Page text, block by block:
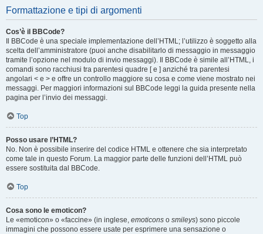
Formattazione e tipi di argomenti
Cos’è il BBCode?
Il BBCode è una speciale implementazione dell’HTML; l’utilizzo è soggetto alla
scelta dell’amministratore (puoi anche disabilitarlo di messaggio in messaggio
tramite l’opzione nel modulo di invio messaggi). Il BBCode è simile all’HTML, i
comandi sono racchiusi tra parentesi quadre [ e ] anziché tra parentesi
angolari < e > e offre un controllo maggiore su cosa e come viene mostrato nei
messaggi. Per maggiori informazioni sul BBCode leggi la guida presente nella
pagina per l’invio dei messaggi.
Top
Posso usare l’HTML?
No. Non è possibile inserire del codice HTML e ottenere che sia interpretato
come tale in questo Forum. La maggior parte delle funzioni dell’HTML può
essere sostituita dal BBCode.
Top
Cosa sono le emoticon?
Le «emoticon» o «faccine» (in inglese, emoticons o smileys) sono piccole
immagini che possono essere usate per esprimere una sensazione o